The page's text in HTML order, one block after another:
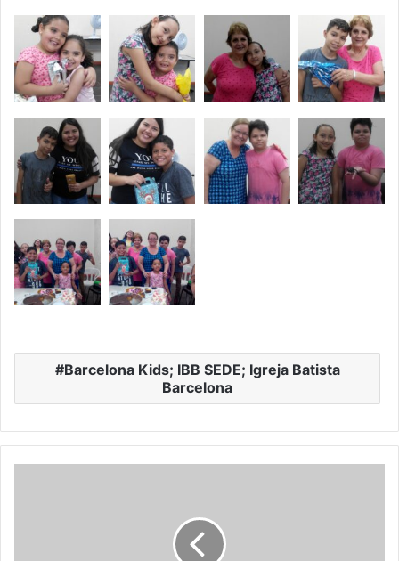
Barcelona Kids; IBB SEDE; Igreja Batista
Barcelona